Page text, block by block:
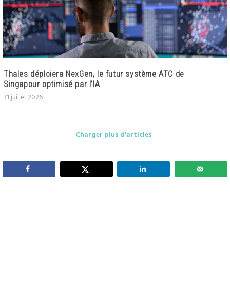
Thales déploiera NexGen, le futur système ATC de
Singapour optimisé par l’IA
31 juillet 2026
Charger plus d'articles